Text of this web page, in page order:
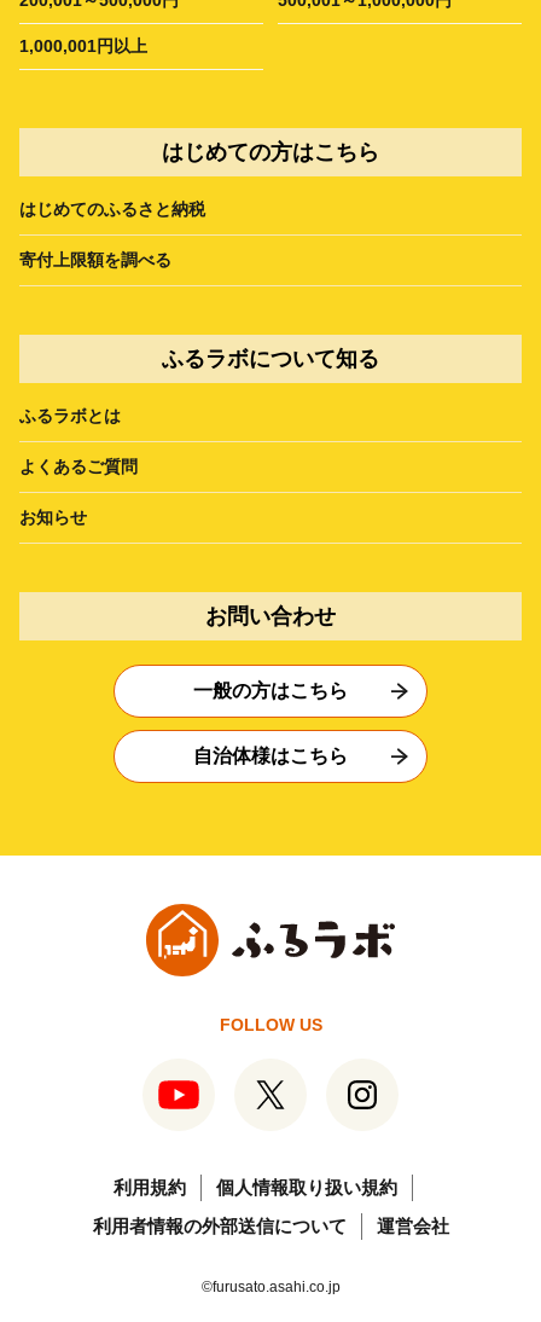
1,000,001円以上
はじめての方はこちら
はじめてのふるさと納税
寄付上限額を調べる
ふるラボについて知る
ふるラボとは
よくあるご質問
お知らせ
お問い合わせ
一般の方はこちら
自治体様はこちら
FOLLOW US
利用規約
個人情報取り扱い規約
利用者情報の外部送信について
運営会社
©furusato.asahi.co.jp